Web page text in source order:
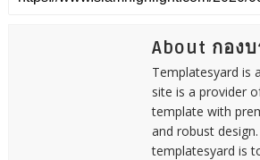
About กอง
Templatesyard is
site is a provider
template with
and robust
templatesyard is